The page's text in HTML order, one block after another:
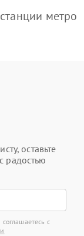
метро
оставьте
радостью
с